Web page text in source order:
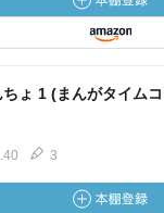
ょ 1 (まんがタイム
3